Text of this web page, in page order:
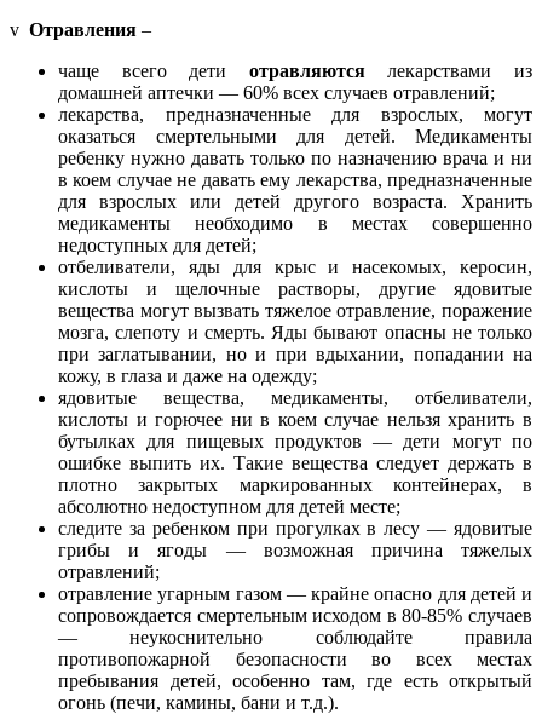
v Отравления –
чаще всего дети отравляютсялекарствами из
домашней аптечки — 60% всех случаев отравлений;
лекарства, предназначенные для взрослых, могут
оказаться смертельными для детей. Медикаменты
ребенку нужно давать только по назначению врача и ни
в коем случае не давать ему лекарства, предназначенные
для взрослых или детей другого возраста. Хранить
медикаменты необходимо в местах совершенно
недоступных для детей;
отбеливатели, яды для крыс и насекомых, керосин,
кислоты и щелочные растворы, другие ядовитые
вещества могут вызвать тяжелое отравление, поражение
мозга, слепоту и смерть. Яды бывают опасны не только
при заглатывании, но и при вдыхании, попадании на
кожу, в глаза и даже на одежду;
ядовитые вещества, медикаменты, отбеливатели,
кислоты и горючее ни в коем случае нельзя хранить в
бутылках для пищевых продуктов — дети могут по
ошибке выпить их. Такие вещества следует держать в
плотно закрытых маркированных контейнерах, в
абсолютно недоступном для детей месте;
следите за ребенком при прогулках в лесу — ядовитые
грибы и ягоды — возможная причина тяжелых
отравлений;
отравление угарным газом — крайне опасно для детей и
сопровождается смертельным исходом в 80-85% случаев
— неукоснительно соблюдайте правила
противопожарной безопасности во всех местах
пребывания детей, особенно там, где есть открытый
огонь (печи, камины, бани и т.д.).